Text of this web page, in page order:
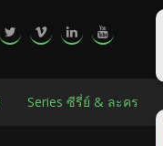
Series ซีรี่ย์ & ละคร